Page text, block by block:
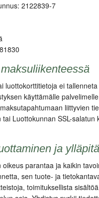
2122839-7
luottokorttitietoja ei
käyttämälle
liittyvien
Luottokunnan SSL-salatun
ja
oikeus parantaa ja kaikin
sen tuote- ja
toimituksellista